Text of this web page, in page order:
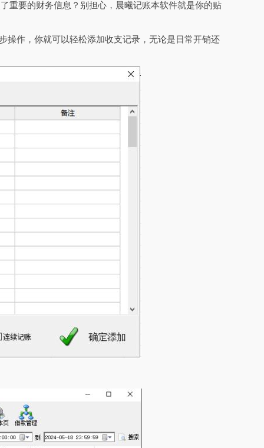
重要的财务信息？别担心，晨曦记账本软件就是你的贴
操作，你就可以轻松添加收支记录，无论是日常开销还